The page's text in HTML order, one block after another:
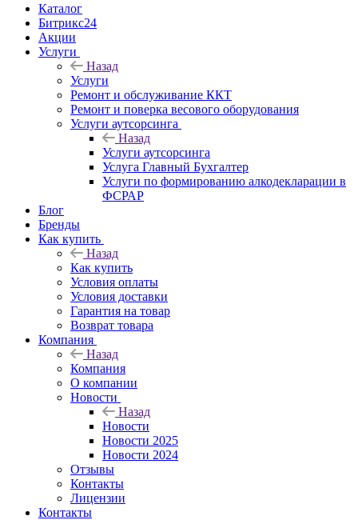
Каталог
Битрикс24
Акции
Услуги
Назад
Услуги
Ремонт и обслуживание ККТ
Ремонт и поверка весового оборудования
Услуги аутсорсинга
Назад
Услуги аутсорсинга
Услуга Главный Бухгалтер
Услуги по формированию алкодекларации в
ФСРАР
Блог
Бренды
Как купить
Назад
Как купить
Условия оплаты
Условия доставки
Гарантия на товар
Возврат товара
Компания
Назад
Компания
О компании
Новости
Назад
Новости
Новости 2025
Новости 2024
Отзывы
Контакты
Лицензии
Контакты